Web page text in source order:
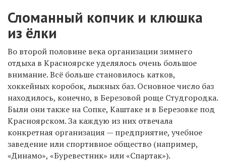
Сломанный копчик и клюшка
из ёлки
Во второй половине века организации зимнего
отдыха в Красноярске уделялось очень большое
внимание. Всё больше становилось катков,
хоккейных коробок, лыжных баз. Основное число баз
находилось, конечно, в Березовой роще Студгородка.
Были они также на Сопке, Каштаке и в Березовке под
Красноярском. За каждую из них отвечала
конкретная организация — предприятие, учебное
заведение или спортивное общество (например,
«Динамо», «Буревестник» или «Спартак»).